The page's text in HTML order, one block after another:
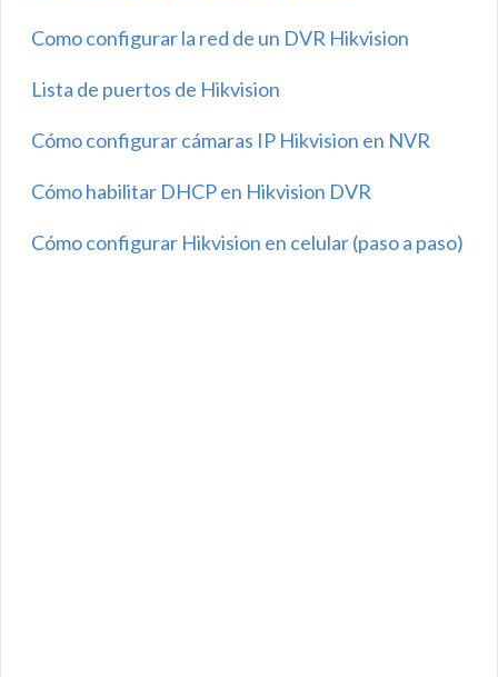
Como configurar la red de un DVR Hikvision
Lista de puertos de Hikvision
Cómo configurar cámaras IP Hikvision en NVR
Cómo habilitar DHCP en Hikvision DVR
Cómo configurar Hikvision en celular (paso a paso)